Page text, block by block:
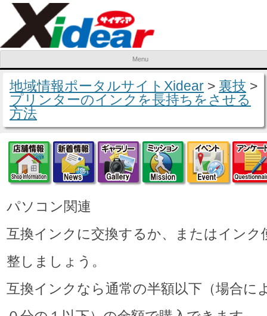
Menu
Skip to content
地域情報ポータルサイトXidear > 裏技 >
プリンターのインクを長持ちをさせる
方法
店舗情報新着情報ギャラリーミッション
イベ
パソコン関連
互換インクに交換するか、またはインク
整しましょう。
互換インクなら通常の半額以下（場合に